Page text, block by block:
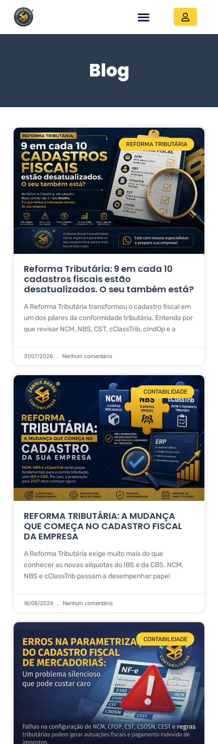
Blog
REFORMA TRIBUTÁRIA
Reforma Tributária: 9 em cada 10
cadastros fiscais estão
desatualizados. O seu também está?
A Reforma Tributária transformou o cadastro fiscal em
um dos pilares da conformidade tributária. Entenda por
que revisar NCM, NBS, CST, cClassTrib, cIndOp e a
31/07/2026 Nenhum comentário
CONTABILIDADE
REFORMA TRIBUTÁRIA: A MUDANÇA
QUE COMEÇA NO CADASTRO FISCAL
DA EMPRESA
A Reforma Tributária exige muito mais do que
conhecer as novas alíquotas do IBS e da CBS. NCM,
NBS e cClassTrib passam a desempenhar papel
16/06/2026 Nenhum comentário
CONTABILIDADE